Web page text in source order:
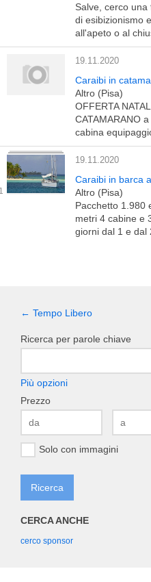
Salve, cerco
di esibizionismo
all'apeto o al
19.11.2020
Caraibi in
Altro (Pisa)
OFFERTA
CATAMARANO
cabina
19.11.2020
Caraibi in barca
Altro (Pisa)
Pacchetto 1.980
metri 4 cabine e
giorni dal 1 e dal
← Tempo Libero
Ricerca per parole chiave
Più opzioni
Prezzo
Solo con immagini
CERCA ANCHE
cerco sponsor